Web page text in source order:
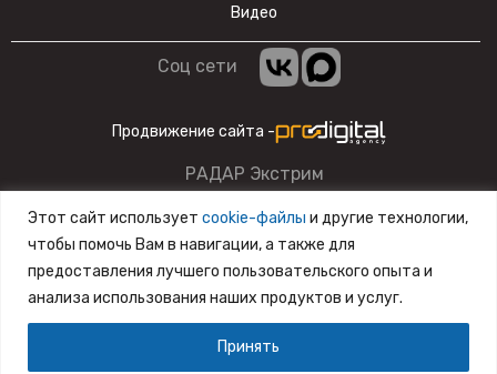
Видео
Соц сети
Продвижение сайта -
РАДАР Экстрим
Данный сайт несет информационный характер и ни при
каких условиях материалы и цены, размещенные на сайте,
не являются публичной офертой.
Разработка сайтаSiteZone
Этот сайт использует cookie-файлы и другие технологии,
чтобы помочь Вам в навигации, а также для
предоставления лучшего пользовательского опыта и
анализа использования наших продуктов и услуг.
Принять